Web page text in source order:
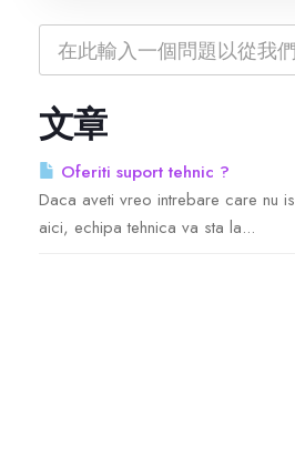
Servere VPS
Counter Strike 1.6
Counter Strike Go
文章
Oferiti suport tehnic ?
Daca aveti vreo intrebare care nu
aici, echipa tehnica va sta la...